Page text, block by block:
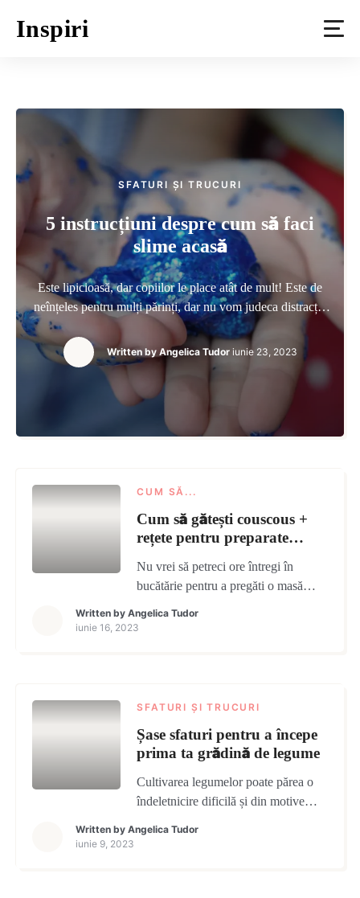
Inspiri
SFATURI ȘI TRUCURI
5 instrucțiuni despre cum să faci
slime acasă
Este lipicioasă, dar copiilor le place atât de mult! Este de
neînțeles pentru mulți părinți, dar nu vom judeca distracția
micuților noștri. Amintește-ți doar ce ți-a plăcut ție în
copilărie.
Written by Angelica Tudor iunie 23, 2023
CUM SĂ...
Cum să găteșticouscous +
rețete pentru preparate
Nu vrei să petreci ore întregi în
bucătărie pentru a pregăti o masă
un cușcuș rapid ce poate fi preparat
Written by Angelica Tudor
iunie 16, 2023
SFATURI ȘI TRUCURI
Șase sfaturi pentru a începe
prima ta grădină de legume
Cultivarea legumelor poate părea o
îndeletnicire dificilă și din motive
legume poate fi ușoară,
Written by Angelica Tudor
iunie 9, 2023